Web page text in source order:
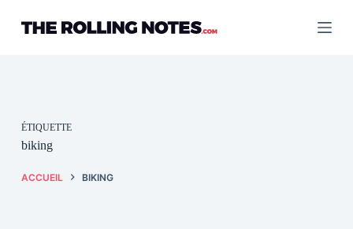
contenu
ÉTIQUETTE
biking
ACCUEIL BIKING